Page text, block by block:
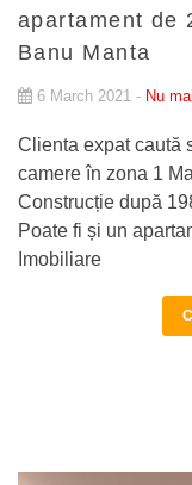
apartament de
Banu Manta
6 March 2021 - Nu
Clienta expat caută
camere în zona 1
Construcție după
Poate fi și un
Imobiliare